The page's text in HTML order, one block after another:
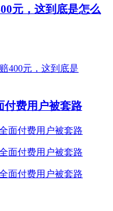
元，这到底是怎么
付费用户被套路